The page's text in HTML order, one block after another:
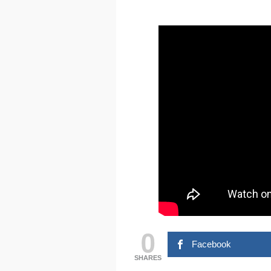
0
SHARES
Facebook